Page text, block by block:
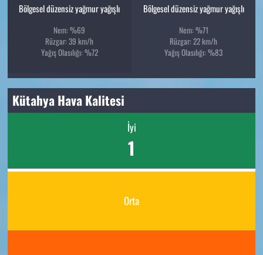
Bölgesel düzensiz yağmur yağışlı
Nem: %69
Rüzgar: 39 km/h
Yağış Olasılığı: %72
Bölgesel düzensiz yağmur yağışlı
Nem: %71
Rüzgar: 22 km/h
Yağış Olasılığı: %83
Kütahya Hava Kalitesi
İyi
1
Orta